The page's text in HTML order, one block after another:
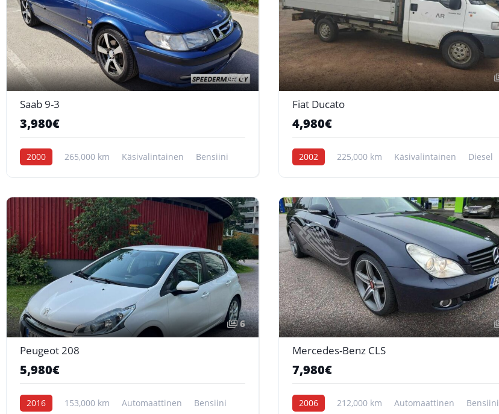
6
Saab 9-3
3,980€
2000 265,000 km Käsivalintainen Bensiini
Fiat Ducato
4,980€
2002 225,000 km Käsivalintainen Diesel
6
Peugeot 208
5,980€
2016 153,000 km Automaattinen Bensiini
Mercedes-Benz CLS
7,980€
2006 212,000 km Automaattinen Bensiini